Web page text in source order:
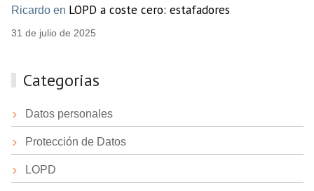
Ricardo en LOPD a coste cero: estafadores
31 de julio de 2025
Categorias
Datos personales
Protección de Datos
LOPD